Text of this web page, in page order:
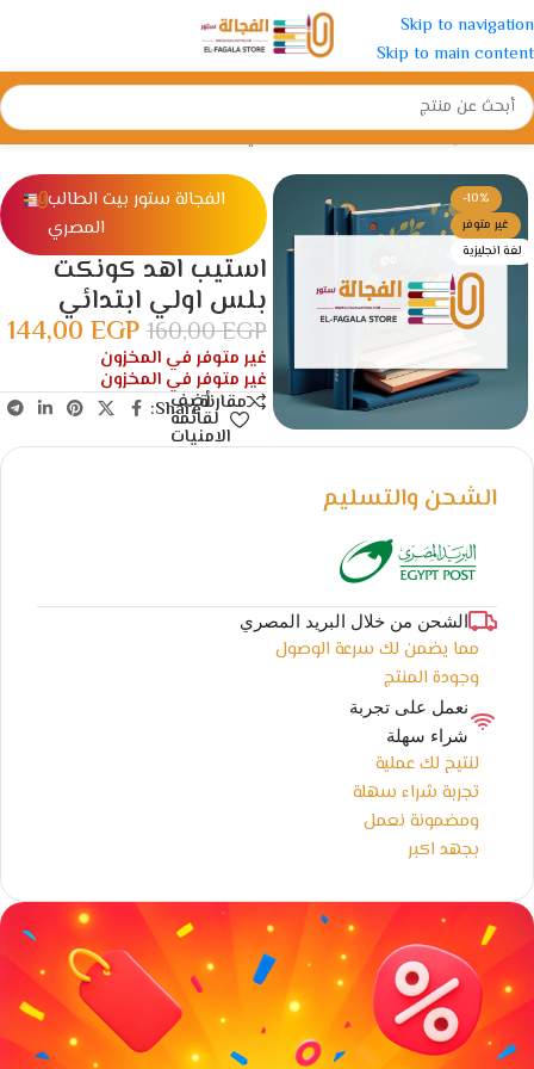
Skip to navigation
Skip to main content
الرئيسية/الإبتدائية/الصف الأول الأبتدائي
-10%
غير متوفر
لغة انجليزية
الفجالة ستور بيت الطالب
المصري
استيب اهد كونكت
بلس اولي ابتدائي
160,00EGP
144,00 EGP
غير متوفر في المخزون
غير متوفر في المخزون
مقارنةأضف
لقائمة
الامنيات
Share:
الشحن والتسليم
الشحن من خلال البريد المصري
مما يضمن لك سرعة الوصول
وجودة المنتج
نعمل على تجربة
شراء سهلة
لنتيح لك عملية
تجربة شراء سهلة
ومضمونة نعمل
بجهد اكبر